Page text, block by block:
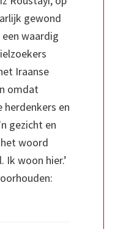
gewond
waardig
Iraanse
omdat
herdenkers en
gezicht en
woord
Ik woon hier.’